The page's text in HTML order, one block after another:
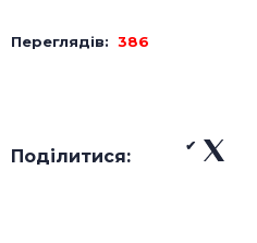
Переглядів: 386
Поділитися: